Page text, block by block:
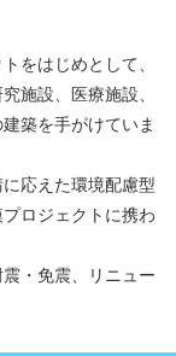
をはじめとして、
施設、医療施設、
築を手がけていま
応えた環境配慮型
ロジェクトに携わ
・免震、リニュー